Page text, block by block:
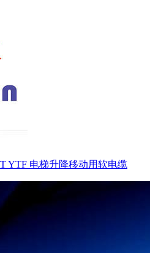
YTF 电梯升降移动用软电缆